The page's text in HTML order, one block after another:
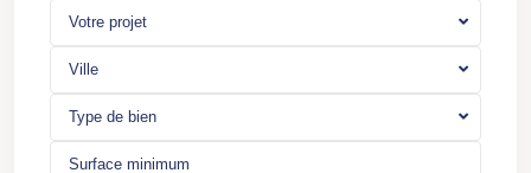
Votre projet
Ville
Type de bien